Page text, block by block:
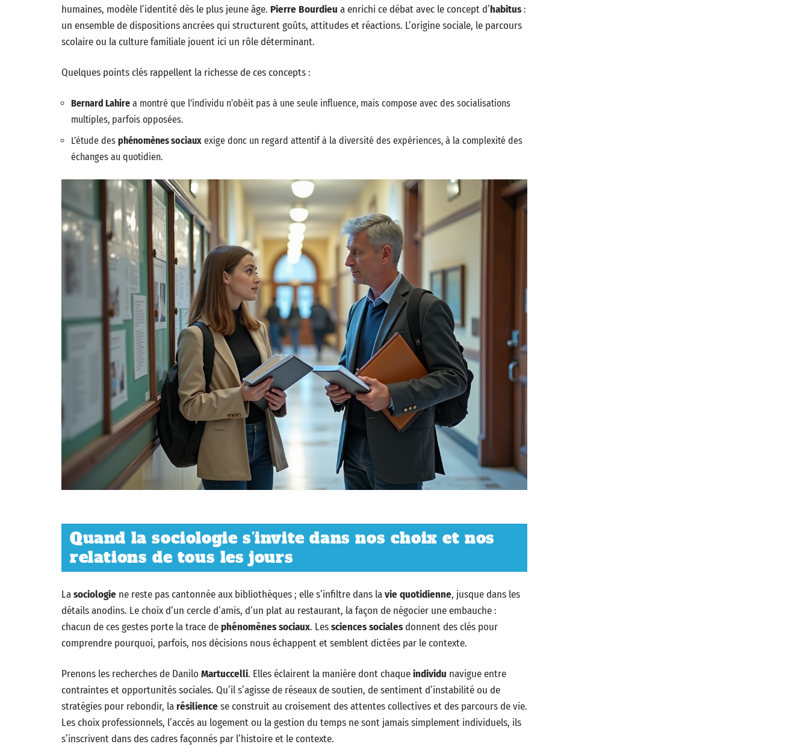
humaines, modèle l’identité dès le plus jeune âge. Pierre Bourdieu a enrichi ce débat avec le concept d’habitus:
un ensemble de dispositions ancrées qui structurent goûts, attitudes et réactions. L’origine sociale, le parcours
scolaire ou la culture familiale jouent ici un rôle déterminant.
Quelques points clés rappellent la richesse de ces concepts :
Bernard Lahire a montré que l’individu n’obéit pas à une seule influence, mais compose avec des socialisations
multiples, parfois opposées.
L’étude des phénomènes sociaux exige donc un regard attentif à la diversité des expériences, à la complexité des
échanges au quotidien.
Quand la sociologie s’invite dans nos choix et nos
relations de tous les jours
Lasociologie ne reste pas cantonnée aux bibliothèques ; elle s’infiltre dans lavie quotidienne, jusque dans les
détails anodins. Le choix d’un cercle d’amis, d’un plat au restaurant, la façon de négocier une embauche :
chacun de ces gestes porte la trace dephénomènes sociaux. Lessciences socialesdonnent des clés pour
comprendre pourquoi, parfois, nos décisions nous échappent et semblent dictées par le contexte.
Prenons les recherches de Danilo Martuccelli. Elles éclairent la manière dont chaqueindividu navigue entre
contraintes et opportunités sociales. Qu’il s’agisse de réseaux de soutien, de sentiment d’instabilité ou de
stratégies pour rebondir, larésiliencese construit au croisement des attentes collectives et des parcours de vie.
Les choix professionnels, l’accès au logement ou la gestion du temps ne sont jamais simplement individuels, ils
s’inscrivent dans des cadres façonnés par l’histoire et le contexte.